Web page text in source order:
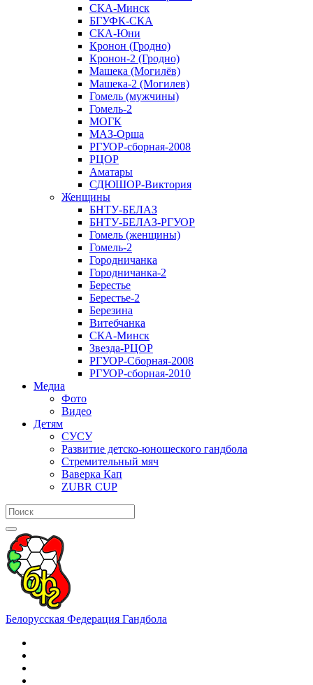
СКА-Минск
БГУФК-СКА
СКА-Юни
Кронон (Гродно)
Кронон-2 (Гродно)
Машека (Могилёв)
Машека-2 (Могилев)
Гомель (мужчины)
Гомель-2
МОГК
МАЗ-Орша
РГУОР-сборная-2008
РЦОР
Аматары
СДЮШОР-Виктория
Женщины
БНТУ-БЕЛАЗ
БНТУ-БЕЛАЗ-РГУОР
Гомель (женщины)
Гомель-2
Городничанка
Городничанка-2
Берестье
Берестье-2
Березина
Витебчанка
СКА-Минск
Звезда-РЦОР
РГУОР-Сборная-2008
РГУОР-сборная-2010
Медиа
Фото
Видео
Детям
СУСУ
Развитие детско-юношеского гандбола
Стремительный мяч
Ваверка Кап
ZUBR CUP
Белорусская Федерация Гандбола